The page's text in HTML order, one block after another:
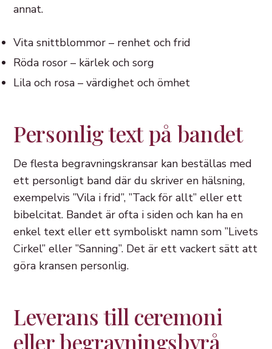
annat.
Vita snittblommor – renhet och frid
Röda rosor – kärlek och sorg
Lila och rosa – värdighet och ömhet
Personlig text på bandet
De flesta begravningskransar kan beställas med
ett personligt band där du skriver en hälsning,
exempelvis ”Vila i frid”, ”Tack för allt” eller ett
bibelcitat. Bandet är ofta i siden och kan ha en
enkel text eller ett symboliskt namn som ”Livets
Cirkel” eller ”Sanning”. Det är ett vackert sätt att
göra kransen personlig.
Leverans till ceremoni
eller begravningsbyrå